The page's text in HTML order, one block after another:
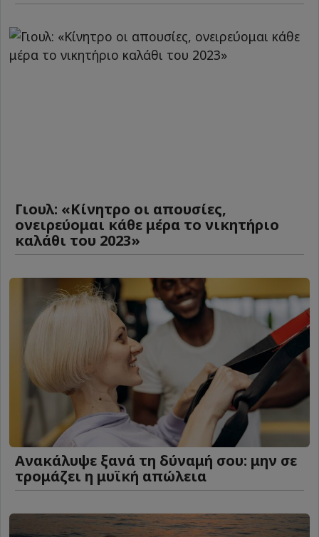
Γιουλ: «Κίνητρο οι απουσίες,
ονειρεύομαι κάθε μέρα το νικητήριο
καλάθι του 2023»
Ανακάλυψε ξανά τη δύναμή σου: μην σε
τρομάζει η μυϊκή απώλεια